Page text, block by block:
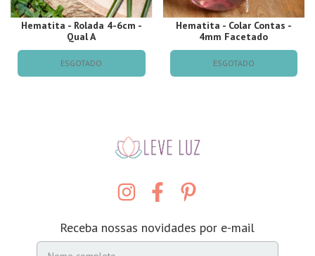
Hematita - Rolada 4-6cm -
Qual A
ESGOTADO
Hematita - Colar Contas -
4mm Facetado
ESGOTADO
Receba nossas novidades por e-mail